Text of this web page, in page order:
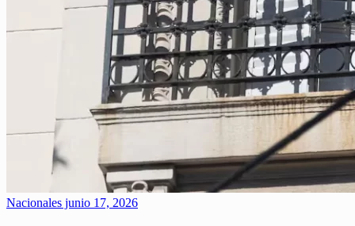
Nacionales junio 17, 2026